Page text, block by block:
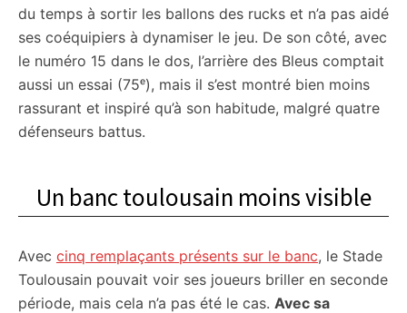
du temps à sortir les ballons des rucks et n’a pas aidé
ses coéquipiers à dynamiser le jeu. De son côté, avec
le numéro 15 dans le dos, l’arrière des Bleus comptait
aussi un essai (75ᵉ), mais il s’est montré bien moins
rassurant et inspiré qu’à son habitude, malgré quatre
défenseurs battus.
Un banc toulousain moins visible
Avec cinq remplaçants présents sur le banc, le Stade
Toulousain pouvait voir ses joueurs briller en seconde
période, mais cela n’a pas été le cas. Avec sa